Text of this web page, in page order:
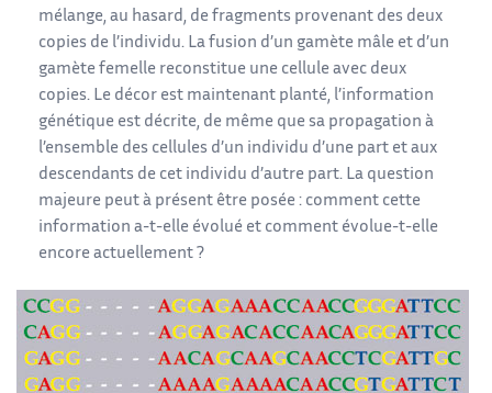
mélange, au hasard, de fragments provenant des deux
copies de l’individu. La fusion d’un gamète mâle et d’un
gamète femelle reconstitue une cellule avec deux
copies. Le décor est maintenant planté, l’information
génétique est décrite, de même que sa propagation à
l’ensemble des cellules d’un individu d’une part et aux
descendants de cet individu d’autre part. La question
majeure peut à présent être posée : comment cette
information a-t-elle évolué et comment évolue-t-elle
encore actuellement ?